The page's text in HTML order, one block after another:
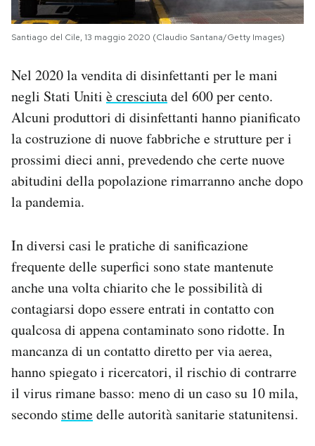
Santiago del Cile, 13 maggio 2020 (Claudio Santana/Getty Images)
Nel 2020 la vendita di disinfettanti per le mani
negli Stati Uniti è cresciutadel 600 per cento.
Alcuni produttori di disinfettanti hanno pianificato
la costruzione di nuove fabbriche e strutture per i
prossimi dieci anni, prevedendo che certe nuove
abitudini della popolazione rimarranno anche dopo
la pandemia.
In diversi casi le pratiche di sanificazione
frequente delle superfici sono state mantenute
anche una volta chiarito che le possibilità di
contagiarsi dopo essere entrati in contatto con
qualcosa di appena contaminato sono ridotte. In
mancanza di un contatto diretto per via aerea,
hanno spiegato i ricercatori, il rischio di contrarre
il virus rimane basso: meno di un caso su 10 mila,
secondo stimedelle autorità sanitarie statunitensi.